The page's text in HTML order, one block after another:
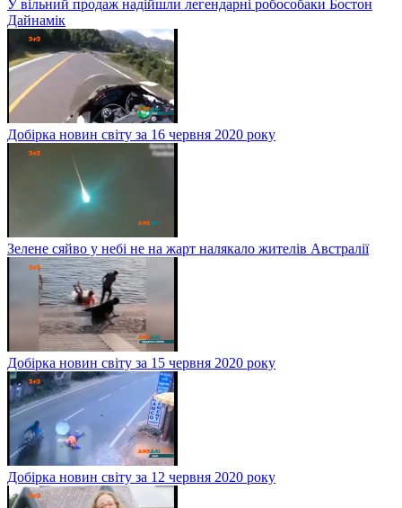
У вільний продаж надійшли легендарні робособаки Бостон
Дайнамік
Добірка новин світу за 16 червня 2020 року
Зелене сяйво у небі не на жарт налякало жителів Австралії
Добірка новин світу за 15 червня 2020 року
Добірка новин світу за 12 червня 2020 року